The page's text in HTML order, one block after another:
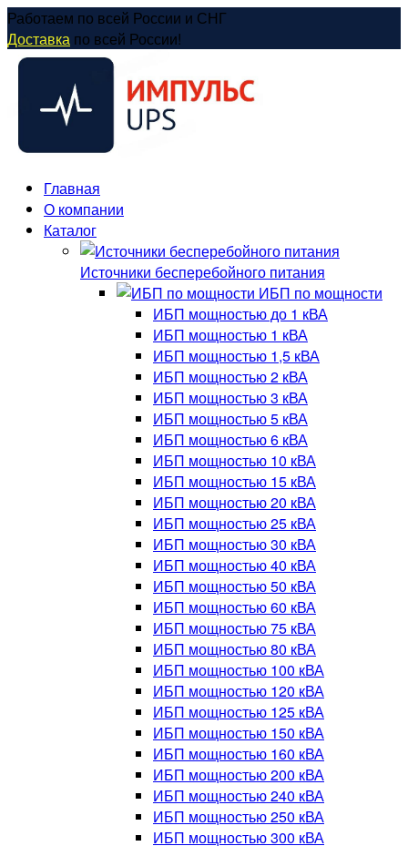
Перейти
к
содержанию
Работаем по всей России и СНГ
Доставка по всей России!
Главная
О компании
Каталог
Источники бесперебойного питания
ИБП по мощности
ИБП мощностью до 1 кВА
ИБП мощностью 1 кВА
ИБП мощностью 1,5 кВА
ИБП мощностью 2 кВА
ИБП мощностью 3 кВА
ИБП мощностью 5 кВА
ИБП мощностью 6 кВА
ИБП мощностью 10 кВА
ИБП мощностью 15 кВА
ИБП мощностью 20 кВА
ИБП мощностью 25 кВА
ИБП мощностью 30 кВА
ИБП мощностью 40 кВА
ИБП мощностью 50 кВА
ИБП мощностью 60 кВА
ИБП мощностью 75 кВА
ИБП мощностью 80 кВА
ИБП мощностью 100 кВА
ИБП мощностью 120 кВА
ИБП мощностью 125 кВА
ИБП мощностью 150 кВА
ИБП мощностью 160 кВА
ИБП мощностью 200 кВА
ИБП мощностью 240 кВА
ИБП мощностью 250 кВА
ИБП мощностью 300 кВА